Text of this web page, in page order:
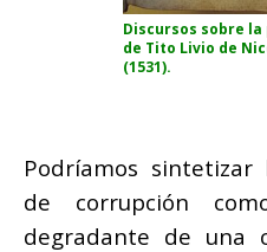
Discursos sobre
de Tito Livio de
(1531).
Podríamos
de corrupción
degradante de una